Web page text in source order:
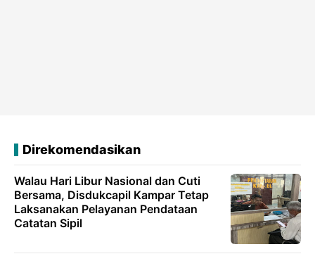
Direkomendasikan
Walau Hari Libur Nasional dan Cuti
Bersama, Disdukcapil Kampar Tetap
Laksanakan Pelayanan Pendataan
Catatan Sipil